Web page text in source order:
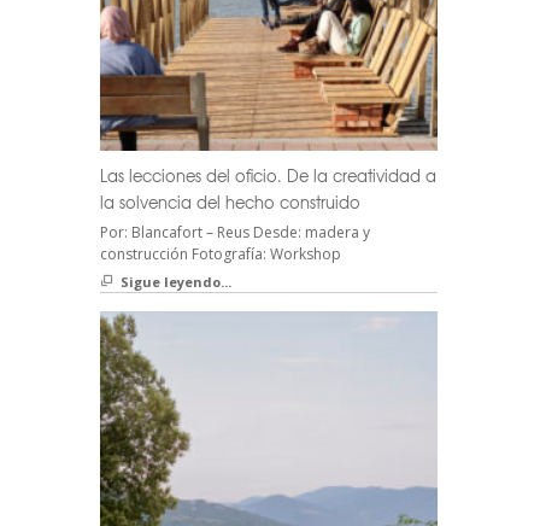
Las lecciones del oficio. De la creatividad a
la solvencia del hecho construido
Por: Blancafort – Reus Desde: madera y
construcción Fotografía: Workshop
Sigue leyendo...